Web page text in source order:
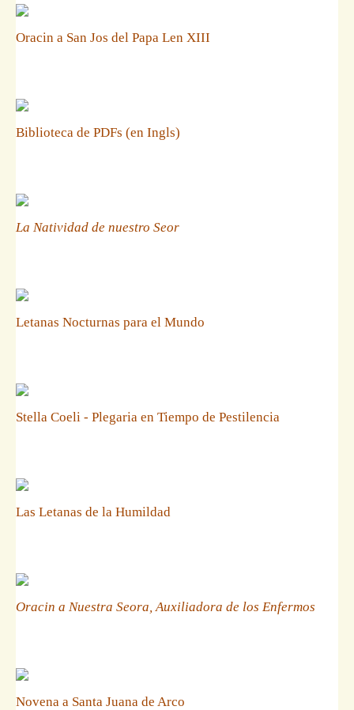
Oracin a San Jos del Papa Len XIII
Biblioteca de PDFs (en Ingls)
La Natividad de nuestro Seor
Letanas Nocturnas para el Mundo
Stella Coeli - Plegaria en Tiempo de Pestilencia
Las Letanas de la Humildad
Oracin a Nuestra Seora, Auxiliadora de los Enfermos
Novena a Santa Juana de Arco